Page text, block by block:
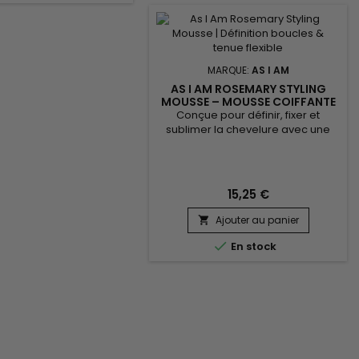
MARQUE: AS I AM
AS I AM ROSEMARY STYLING
MOUSSE – MOUSSE COIFFANTE
TENUE SOUPLE SANS EFFET
CARTON
Conçue pour définir, fixer et
sublimer la chevelure avec une
cheveux bouclés, frisés ou
texturés. Elle apporte volume,
contrôle les frisottis et laisse les
boucles rebondies, douces et
brillantes. Enrichie en huile de
15,25 €
 Ajouter au panier
 En stock